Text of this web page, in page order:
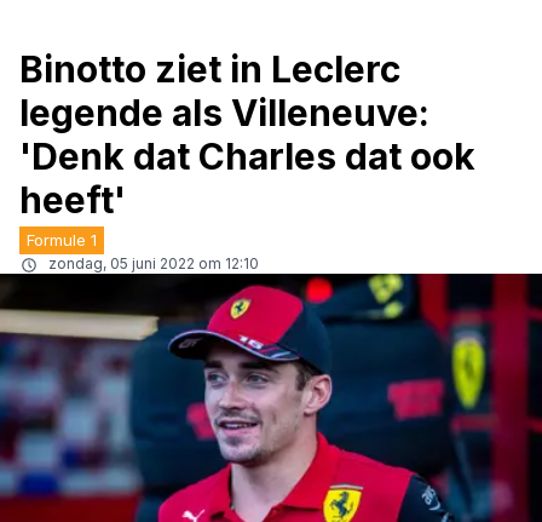
Binotto ziet in Leclerc
legende als Villeneuve:
'Denk dat Charles dat ook
heeft'
Formule 1
zondag, 05 juni 2022 om 12:10